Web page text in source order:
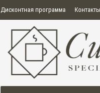
Дисконтная программа Контакты
О нас Оплата Правила
Политика конфиденциальности
Политика в отношении обработки
Пользовательское соглашение